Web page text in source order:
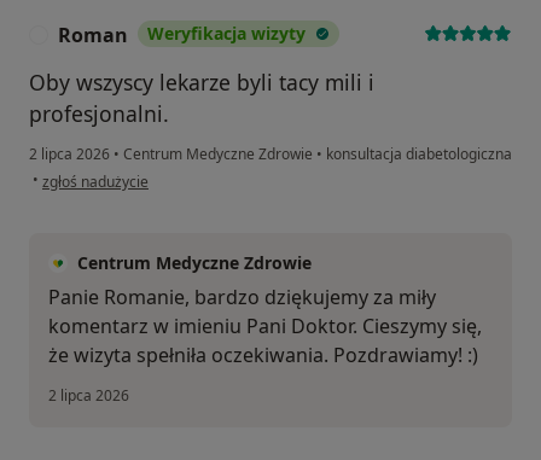
Roman Weryfikacja wizyty
Oby wszyscy lekarze byli tacy mili i
profesjonalni.
2 lipca 2026 • Centrum Medyczne Zdrowie • konsultacja diabetologiczna
• w opinii użytkownika Roman
zgłoś nadużycie
Centrum Medyczne Zdrowie
Panie Romanie, bardzo dziękujemy za miły
komentarz w imieniu Pani Doktor. Cieszymy się,
że wizyta spełniła oczekiwania. Pozdrawiamy! :)
2 lipca 2026